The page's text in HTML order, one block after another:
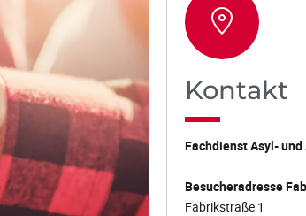
Kontakt
Fachdienst Asyl-
Besucheradresse
Fabrikstraße 1